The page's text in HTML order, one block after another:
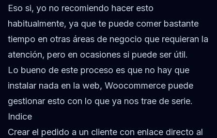
Eso si, yo no recomiendo hacer esto
habitualmente, ya que te puede comer bastante
tiempo en otras áreas de negocio que requieran la
atención, pero en ocasiones si puede ser útil.
Lo bueno de este proceso es que no hay que
instalar nada en la web, Woocommerce puede
gestionar esto con lo que ya nos trae de serie.
Indice
Crear el pedido a un cliente con enlace directo al